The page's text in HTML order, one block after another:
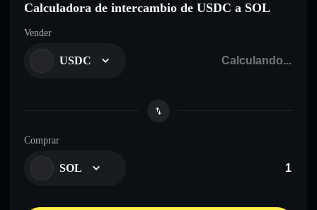
Calculadora de intercambio de USDC a SOL
Vender
USDC
Comprar
SOL